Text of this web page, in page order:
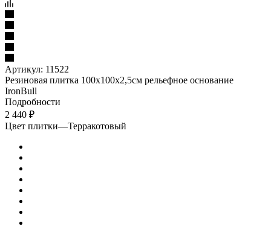
Артикул: 11522
Резиновая плитка 100х100х2,5см рельефное основание
IronBull
Подробности
2 440 ₽
Цвет плитки—Терракотовый